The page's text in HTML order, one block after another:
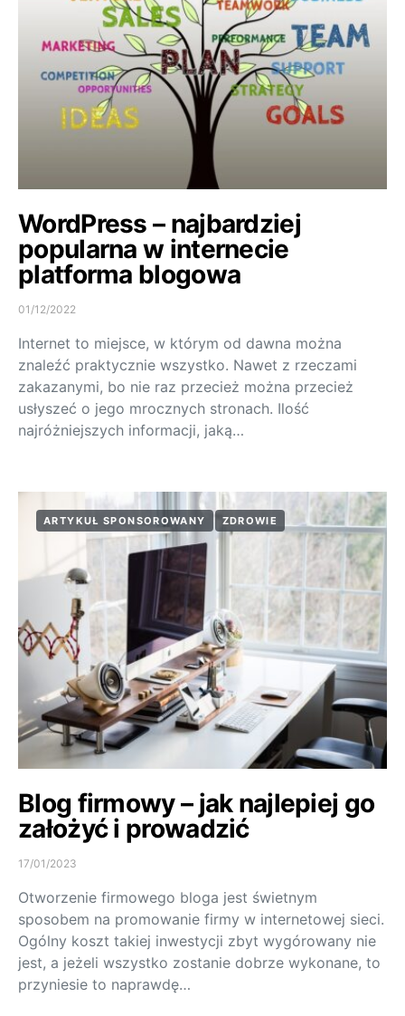
WordPress – najbardziej
popularna w internecie
platforma blogowa
01/12/2022
Internet to miejsce, w którym od dawna można
znaleźć praktycznie wszystko. Nawet z rzeczami
zakazanymi, bo nie raz przecież można przecież
usłyszeć o jego mrocznych stronach. Ilość
najróżniejszych informacji, jaką…
ARTYKUŁ SPONSOROWANY ZDROWIE
Blog firmowy – jak najlepiej go
założyć i prowadzić
17/01/2023
Otworzenie firmowego bloga jest świetnym
sposobem na promowanie firmy w internetowej sieci.
Ogólny koszt takiej inwestycji zbyt wygórowany nie
jest, a jeżeli wszystko zostanie dobrze wykonane, to
przyniesie to naprawdę…